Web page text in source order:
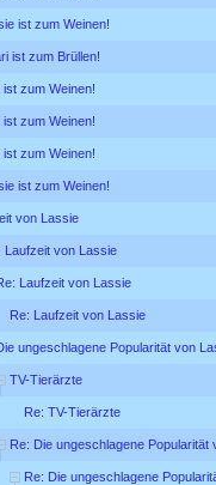
ist zum Weinen!
ist zum Brüllen!
zum Weinen!
zum Weinen!
zum Weinen!
ist zum Weinen!
von Lassie
Laufzeit von Lassie
Laufzeit von Lassie
Re: Laufzeit von Lassie
ungeschlagene Popularität von
TV-Tierärzte
Re: TV-Tierärzte
Re: Die ungeschlagene Popularität
Re: Die ungeschlagene